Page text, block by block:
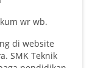
wr wb.
di website
SMK Teknik